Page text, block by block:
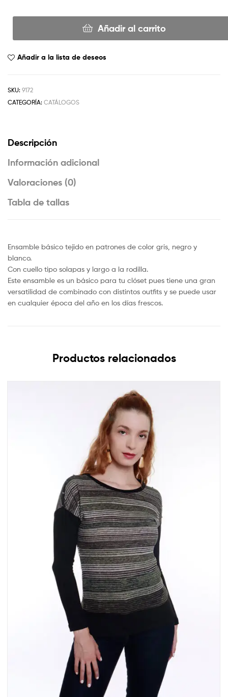
Añadir al carrito
Añadir a la lista de deseos
SKU: 9172
CATEGORÍA: CATÁLOGOS
Descripción
Información adicional
Valoraciones (0)
Tabla de tallas
Ensamble básico tejido en patrones de color gris, negro y
blanco.
Con cuello tipo solapas y largo a la rodilla.
Este ensamble es un básico para tu clóset pues tiene una gran
versatilidad de combinado con distintos outfits y se puede usar
en cualquier época del año en los días frescos.
Productos relacionados